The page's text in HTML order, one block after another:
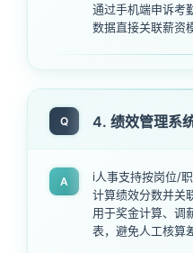
通过手机端申诉考
数据直接关联薪资
Q 4. 绩效管理系
A
i人事支持按岗位/
计算绩效分数并关
用于奖金计算、调
表，避免人工核算